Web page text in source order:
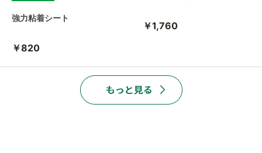
強力粘着シート
￥820
￥1,760